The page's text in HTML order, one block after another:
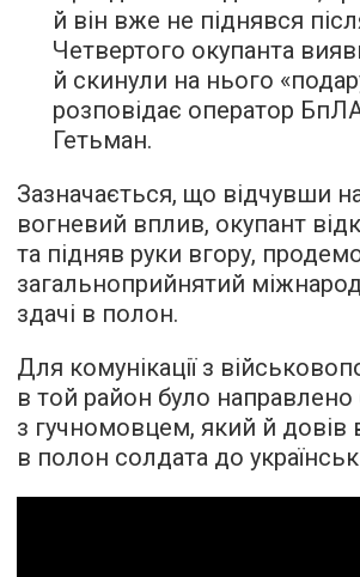
й він вже не піднявся
Четвертого окупанта
й скинули на нього
розповідає оператор
Гетьман.
Зазначається, що відчувши
вогневий вплив, окупант
та підняв руки вгору,
загальноприйнятий
здачі в полон.
Для комунікації з
в той район було направлено
з гучномовцем, який й довів
в полон солдата до